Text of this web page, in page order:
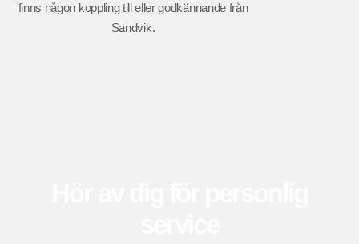
finns någon koppling till eller godkännande från
Sandvik.